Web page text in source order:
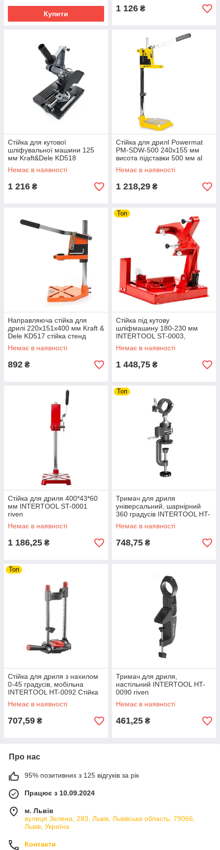
Купити
1 126 ₴
Стійка для кутової
шліфувальної машини 125
мм Kraft&Dele KD518
підставка для шліфувальної
машини riven
Немає в наявності
1 216 ₴
Стійка для дрилІ Powermat
PM-SDW-500 240х155 мм
висота підставки 500 мм al
riven
Немає в наявності
1 218,29 ₴
Направляюча стійка для
дрилі 220x151х400 мм Kraft &
Dele KD517 стійка стенд
кріплення для дрилі riven
Немає в наявності
892 ₴
Топ
Стійка під кутову
шліфмашину 180-230 мм
INTERTOOL ST-0003,
Станина для кутової
шліфмашини riven
Немає в наявності
1 448,75 ₴
Стійка для дриля 400*43*60
мм INTERTOOL ST-0001
riven
Немає в наявності
1 186,25 ₴
Топ
Тримач для дриля
універсальний, шарнірний
360 градусів INTERTOOL HT-
0091 Тримач дрилів riven
Немає в наявності
748,75 ₴
Топ
Стійка для дриля з нахилом
0-45 градусів, мобільна
INTERTOOL HT-0092 Стійка
для дрилі riven
Немає в наявності
707,59 ₴
Тримач для дриля,
настільний INTERTOOL HT-
0090 riven
Немає в наявності
461,25 ₴
Про нас
95% позитивних з 125 відгуків за рік
Працює з 10.09.2024
м. Львів
вулиця Зелена, 283, Львів, Львівська область, 79066,
Львів, Україна
Контакти